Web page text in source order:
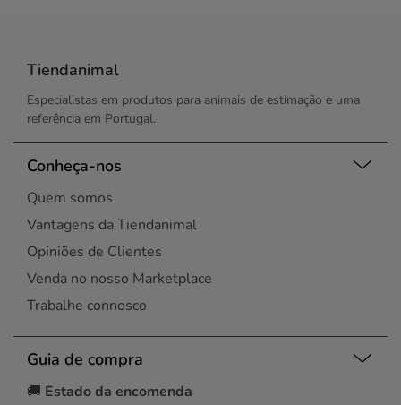
Tiendanimal
Especialistas em produtos para animais de estimação e uma
referência em Portugal.
Conheça-nos
Quem somos
Vantagens da Tiendanimal
Opiniões de Clientes
Venda no nosso Marketplace
Trabalhe connosco
Guia de compra
🚚 Estado da encomenda